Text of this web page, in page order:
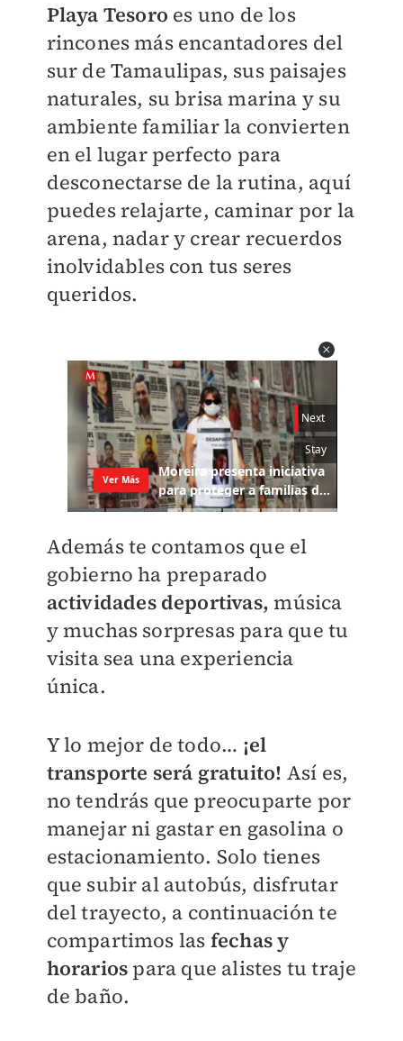
Playa Tesoro es uno de los
rincones más encantadores del
sur de Tamaulipas, sus paisajes
naturales, su brisa marina y su
ambiente familiar la convierten
en el lugar perfecto para
desconectarse de la rutina, aquí
puedes relajarte, caminar por la
arena, nadar y crear recuerdos
inolvidables con tus seres
queridos.
Además te contamos que el
gobierno ha preparado
actividades deportivas, música
y muchas sorpresas para que tu
visita sea una experiencia
única.
Y lo mejor de todo… ¡el
transporte será gratuito! Así es,
no tendrás que preocuparte por
manejar ni gastar en gasolina o
estacionamiento. Solo tienes
que subir al autobús, disfrutar
del trayecto, a continuación te
compartimos las fechas y
horarios para que alistes tu traje
de baño.